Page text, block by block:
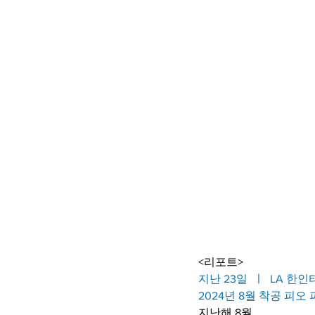
<리포트>
지난 23일  ㅣ  LA 한인
2024년 8월 착공 피오